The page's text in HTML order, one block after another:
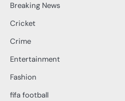
Breaking News
Cricket
Crime
Entertainment
Fashion
fifa football